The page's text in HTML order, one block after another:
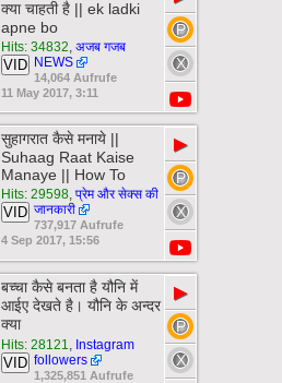
क्या चाहती है || ek ladki
apne bo
Hits: 34832, अजब गजब
NEWS
VID
14,064 Aufrufe
11 May 2017, 3:11
सुहागरात कैसे मनाये ||
Suhaag Raat Kaise
Manaye || How To
Hits: 29598, प्रेम और सेक्स की
जानकारी
VID
737,917 Aufrufe
4 Sep 2017, 15:56
▶
बच्चा कैसे बनता है यौनि में
आईए देखते है। यौनि के अन्दर
क्या
Hits: 28121, Instagram
followers
VID
1,325,851 Aufrufe
▶